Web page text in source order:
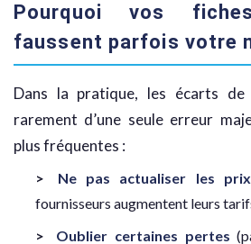
Pourquoi vos
faussent parfois votre
Dans la pratique, les écarts de
rarement d’une seule erreur
plus fréquentes :
Ne pas actualiser les prix
fournisseurs augmentent leurs
Oublier certaines pertes